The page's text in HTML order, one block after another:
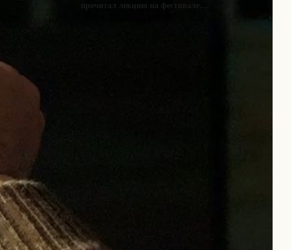
прочитал лекцию на фестивале